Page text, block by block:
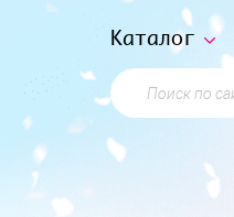
Каталог
Поиск по сайту